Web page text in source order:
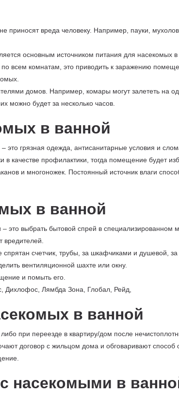
вреда человеку. Например, пауки,
основным источником питания для насекомых
по всем комнатам, это приводить к заражению
домов. Например, комары могут залететь на
можно будет за несколько часов.
в ванной
грязная одежда, антисанитарные условия и
качестве профилактики, тогда помещение будет
и многоножек. Постоянный источник влаги
в ванной
это выбрать бытовой спрей в специализированном
вредителей.
счетчик, трубы, за шкафчиками и душевой,
вентиляционной шахте или окну.
и помыть его.
Дихлофос, Лямбда Зона, Глобал, Рейд,
в ванной
при переезде в квартиру/дом после
договор с жильцом дома и обговаривают
насекомыми в